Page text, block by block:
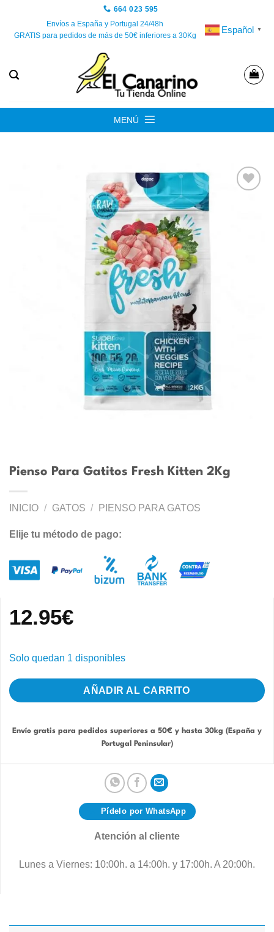
contenido
664 023 595
Envíos a España y Portugal 24/48h
GRATIS para pedidos de más de 50€ inferiores a 30Kg
Español ▼
MENÚ
Pienso Para Gatitos Fresh Kitten 2Kg
INICIO / GATOS / PIENSO PARA GATOS
Elije tu método de pago:
12.95€
Solo quedan 1 disponibles
AÑADIR AL CARRITO
Envío gratis para pedidos superiores a 50€ y hasta 30kg (España y
Portugal Peninsular)
Pídelo por WhatsApp
Atención al cliente
Lunes a Viernes: 10:00h. a 14:00h. y 17:00h. A 20:00h.